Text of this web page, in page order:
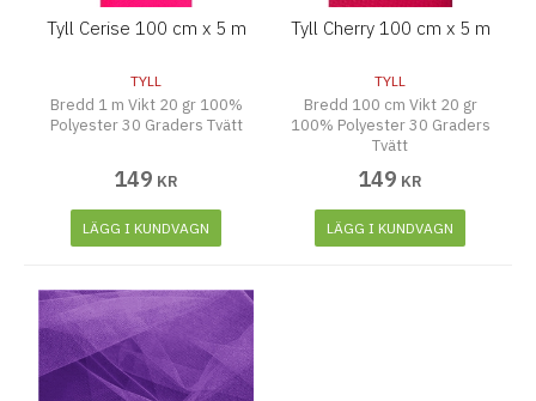
Tyll Cerise 100 cm x 5 m
TYLL
Bredd 1 m Vikt 20 gr 100%
Polyester 30 Graders Tvätt
149 KR
LÄGG I KUNDVAGN
Tyll Cherry 100 cm x 5 m
TYLL
Bredd 100 cm Vikt 20 gr
100% Polyester 30 Graders
Tvätt
149 KR
LÄGG I KUNDVAGN